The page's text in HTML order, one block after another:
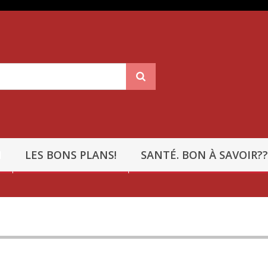
LES BONS PLANS! SANTÉ. BON À SAVOIR??